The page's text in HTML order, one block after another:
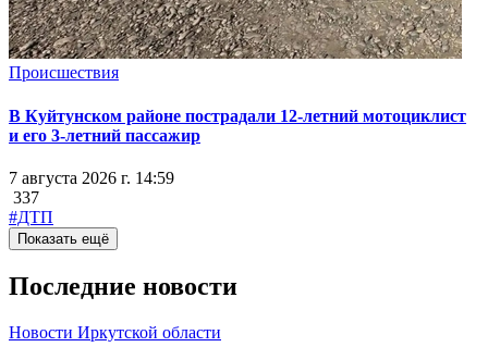
Происшествия
В Куйтунском районе пострадали 12-летний мотоциклист
и его 3-летний пассажир
7 августа 2026 г. 14:59
337
#ДТП
Показать ещё
Последние новости
Новости Иркутской области